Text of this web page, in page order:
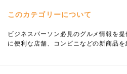
このカテゴリーについて
ビジネスパーソン必見のグルメ情報を
に便利な店舗、コンビニなどの新商品を